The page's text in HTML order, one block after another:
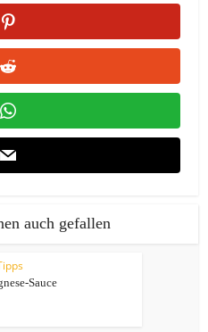
auch gefallen
Sauce